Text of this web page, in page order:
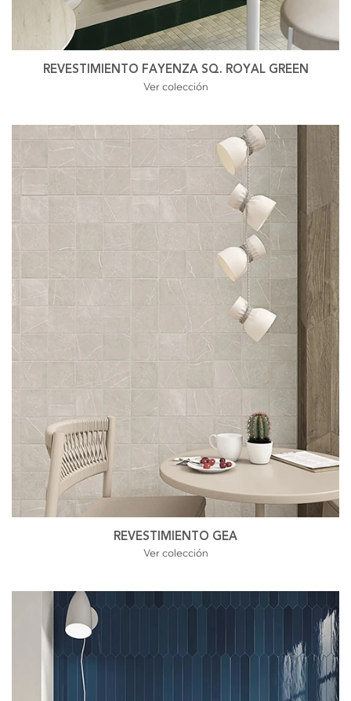
REVESTIMIENTO FAYENZA SQ. ROYAL GREEN
Ver colección
REVESTIMIENTO GEA
Ver colección